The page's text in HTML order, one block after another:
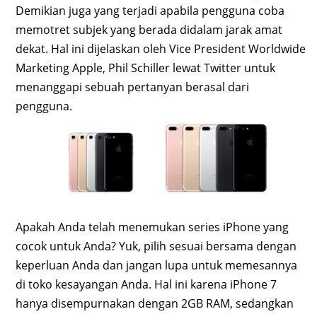
Demikian juga yang terjadi apabila pengguna coba
memotret subjek yang berada didalam jarak amat
dekat. Hal ini dijelaskan oleh Vice President Worldwide
Marketing Apple, Phil Schiller lewat Twitter untuk
menanggapi sebuah pertanyan berasal dari
pengguna.
Apakah Anda telah menemukan series iPhone yang
cocok untuk Anda? Yuk, pilih sesuai bersama dengan
keperluan Anda dan jangan lupa untuk memesannya
di toko kesayangan Anda. Hal ini karena iPhone 7
hanya disempurnakan dengan 2GB RAM, sedangkan